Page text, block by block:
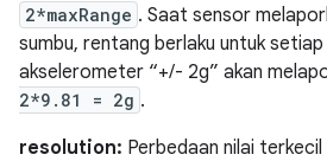
2*maxRange . Saat sensor
sumbu, rentang berlaku untuk setiap
akselerometer “+/- 2g” akan
2*9.81 = 2g .
resolution: Perbedaan nilai